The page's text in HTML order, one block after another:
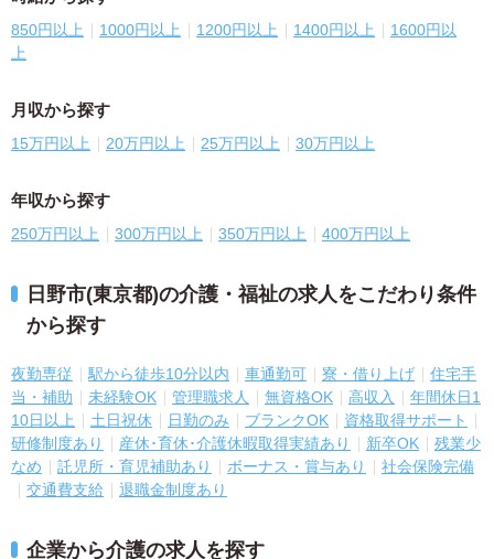
850円以上 1000円以上 1200円以上 1400円以上
1600円以
上
月収から探す
15万円以上 20万円以上 25万円以上 30万円以上
年収から探す
250万円以上 300万円以上 350万円以上 400万円以上
日野市(東京都)の介護・福祉の求人をこだわり条件
から探す
夜勤専従 駅から徒歩10分以内 車通勤可 寮・借り上げ
住宅手
当・補助
未経験OK 管理職求人 無資格OK 高収入
年間休日1
10日以上
土日祝休 日勤のみ ブランクOK
資格取得サポート
研修制度あり
産休･育休･介護休暇取得実績あり 新卒OK
残業少
なめ
託児所・育児補助あり ボーナス・賞与あり
社会保険完備
交通費支給
退職金制度あり
企業から介護の求人を探す